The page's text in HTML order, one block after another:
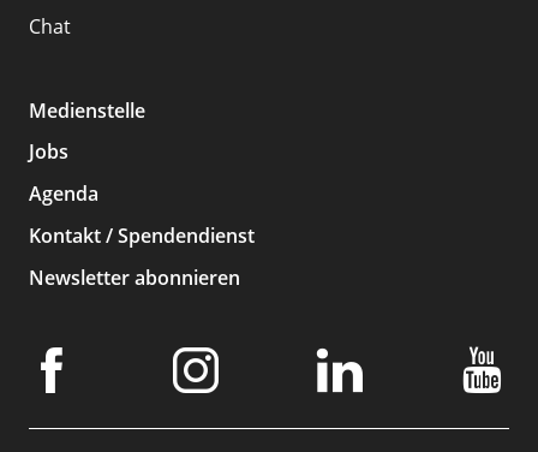
Chat
Medienstelle
Jobs
Agenda
Kontakt / Spendendienst
Newsletter abonnieren